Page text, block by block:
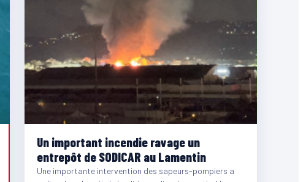
Un important incendie ravage un
entrepôt de SODICAR au Lamentin
Une importante intervention des sapeurs-pompiers a